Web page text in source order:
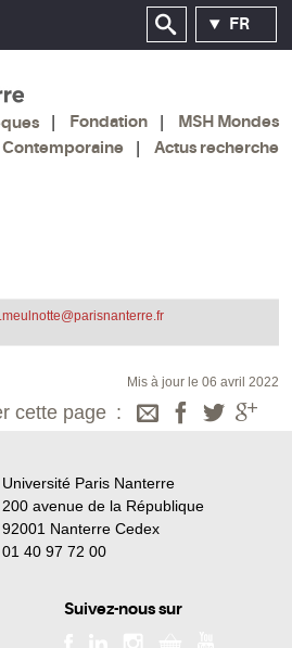
FR
Fondation
MSH Mondes
Contemporaine
Actus recherche
Mis à jour le 06 avril 2022
cette page
Université Paris Nanterre
200 avenue de la République
92001 Nanterre Cedex
01 40 97 72 00
Suivez-nous sur